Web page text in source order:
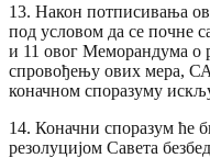
13. Након потписивања
под условом да се почне
и 11 овог Меморандума о
спровођењу ових мера,
коначном споразуму
14. Коначни споразум ће
резолуцијом Савета